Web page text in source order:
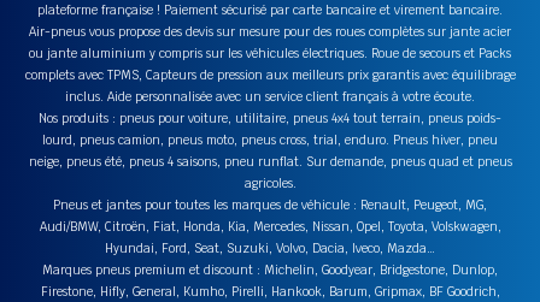
plateforme française ! Paiement sécurisé par carte bancaire et virement bancaire.
Air-pneus vous propose des devis sur mesure pour des roues complètes sur jante acier
ou jante aluminium y compris sur les véhicules électriques. Roue de secours et Packs
complets avec TPMS, Capteurs de pression aux meilleurs prix garantis avec équilibrage
inclus. Aide personnalisée avec un service client français à votre écoute.
Nos produits : pneus pour voiture, utilitaire, pneus 4x4 tout terrain, pneus poids-
lourd, pneus camion, pneus moto, pneus cross, trial, enduro. Pneus hiver, pneu
neige, pneus été, pneus 4 saisons, pneu runflat. Sur demande, pneus quad et pneus
agricoles.
Pneus et jantes pour toutes les marques de véhicule : Renault, Peugeot, MG,
Audi/BMW, Citroën, Fiat, Honda, Kia, Mercedes, Nissan, Opel, Toyota, Volskwagen,
Hyundai, Ford, Seat, Suzuki, Volvo, Dacia, Iveco, Mazda…
Marques pneus premium et discount : Michelin, Goodyear, Bridgestone, Dunlop,
Firestone, Hifly, General, Kumho, Pirelli, Hankook, Barum, Gripmax, BF Goodrich,